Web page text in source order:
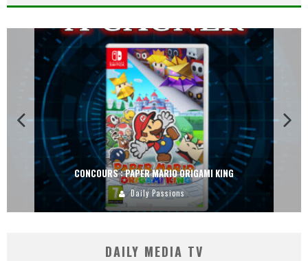
CONCOURS : PAPER MARIO ORIGAMI KING
Daily Passions
DAILY MEDIA TV